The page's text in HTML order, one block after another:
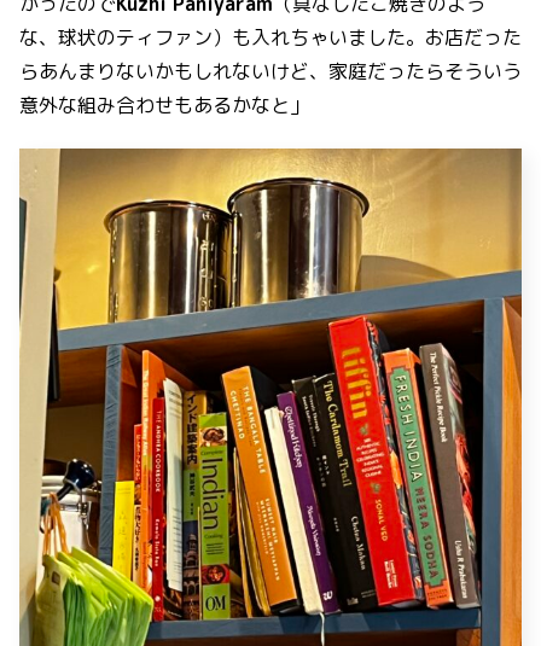
な、球状のティファン）も入れちゃいました。お店だった
らあんまりないかもしれないけど、家庭だったらそういう
意外な組み合わせもあるかなと」